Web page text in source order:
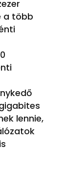
a több
lennie,